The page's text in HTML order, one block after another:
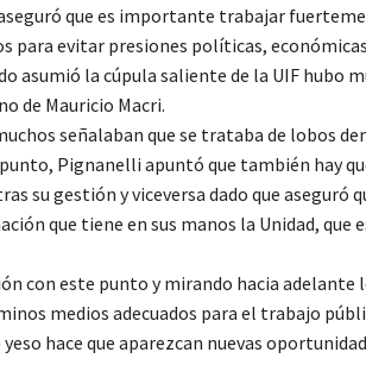
que es importante trabajar
para evitar presiones políticas,
asumió la cúpula saliente de la UIF
de Mauricio Macri.
señalaban que se trataba de lobos
Pignanelli apuntó que también hay
su gestión y viceversa dado que
que tiene en sus manos la Unidad, que
con este punto y mirando hacia
medios adecuados para el trabajo
hace que aparezcan nuevas